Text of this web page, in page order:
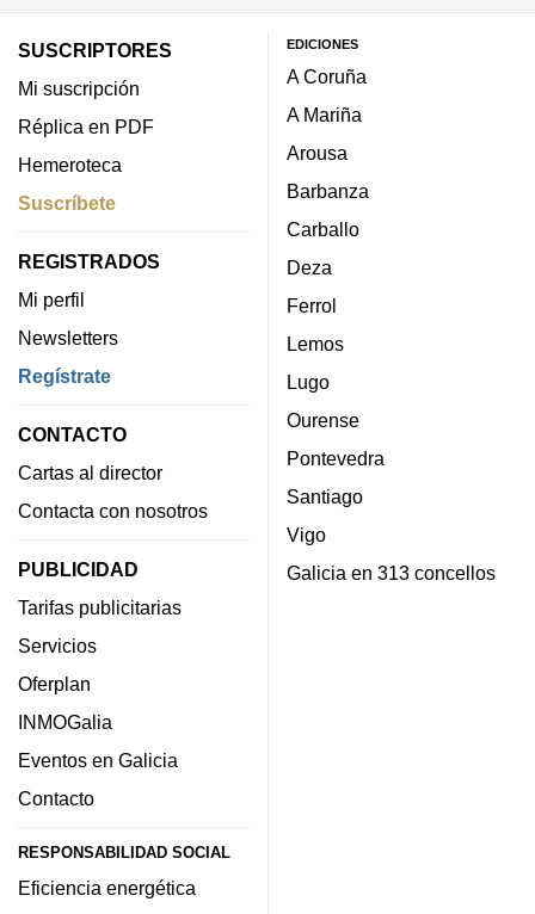
SUSCRIPTORES
Mi suscripción
Réplica en PDF
Hemeroteca
Suscríbete
REGISTRADOS
Mi perfil
Newsletters
Regístrate
CONTACTO
Cartas al director
Contacta con nosotros
PUBLICIDAD
Tarifas publicitarias
Servicios
Oferplan
INMOGalia
Eventos en Galicia
Contacto
RESPONSABILIDAD SOCIAL
Eficiencia energética
EDICIONES
A Coruña
A Mariña
Arousa
Barbanza
Carballo
Deza
Ferrol
Lemos
Lugo
Ourense
Pontevedra
Santiago
Vigo
Galicia en 313 concellos